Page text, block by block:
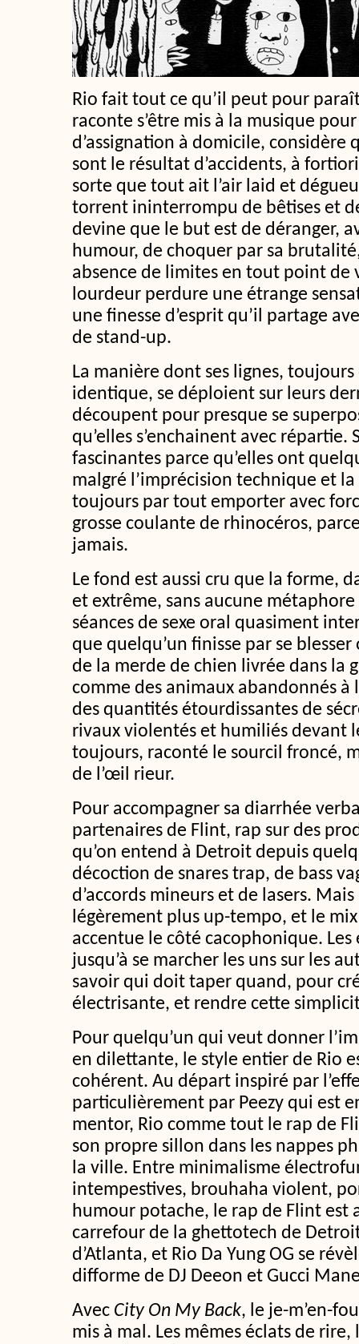
Rio fait tout ce qu’il peut pour
raconte s’être mis à la musique
d’assignation à domicile, considère
sont le résultat d’accidents, à
sorte que tout ait l’air laid et
torrent ininterrompu de bêtises et
devine que le but est de déranger,
humour, de choquer par sa
absence de limites en tout point de
lourdeur perdure une étrange
une finesse d’esprit qu’il partage
de stand-up.
La manière dont ses lignes,
identique, se déploient sur leurs
découpent pour presque se
qu’elles s’enchainent avec répartie.
fascinantes parce qu’elles ont
malgré l’imprécision technique et
toujours par tout emporter avec
grosse coulante de rhinocéros,
jamais.
Le fond est aussi cru que la forme,
et extrême, sans aucune métaphore
séances de sexe oral quasiment
que quelqu’un finisse par se
de la merde de chien livrée dans la
comme des animaux abandonnés à
des quantités étourdissantes de
rivaux violentés et humiliés devant
toujours, raconté le sourcil froncé,
de l’œil rieur.
Pour accompagner sa diarrhée
partenaires de Flint, rap sur des
qu’on entend à Detroit depuis
décoction de snares trap, de bass
d’accords mineurs et de lasers.
légèrement plus up-tempo, et le
accentue le côté cacophonique. Les
jusqu’à se marcher les uns sur les
savoir qui doit taper quand, pour
électrisante, et rendre cette
Pour quelqu’un qui veut donner
en dilettante, le style entier de Rio
cohérent. Au départ inspiré par
particulièrement par Peezy qui est
mentor, Rio comme tout le rap de
son propre sillon dans les nappes
la ville. Entre minimalisme
intempestives, brouhaha violent,
humour potache, le rap de Flint est
carrefour de la ghettotech de
d’Atlanta, et Rio Da Yung OG se
difforme de DJ Deeon et Gucci
Avec City On My Back, le je-m’en-
mis à mal. Les mêmes éclats de